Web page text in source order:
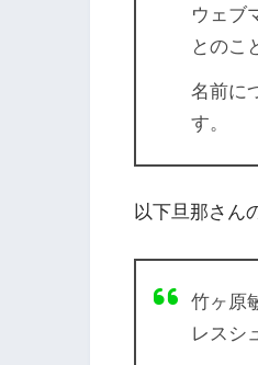
ウェブ
とのこ
名前に
す。
以下旦那さん
竹ヶ原
レスシ